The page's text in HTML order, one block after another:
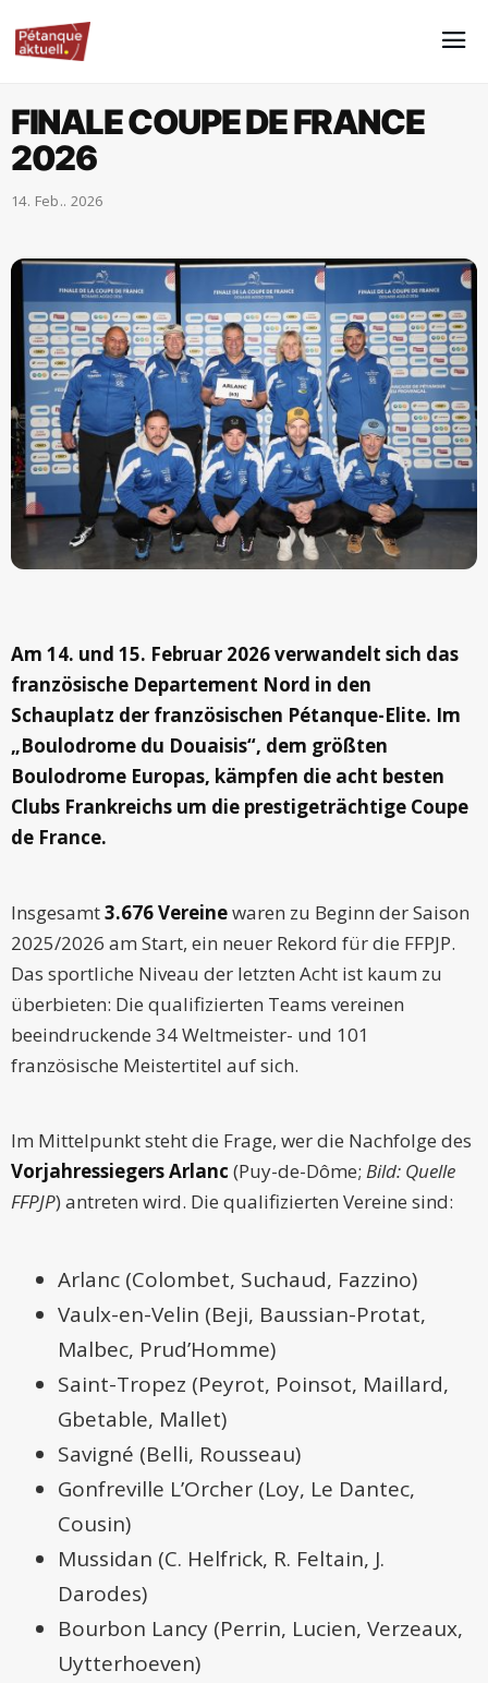
FINALE COUPE DE FRANCE
2026
14. Feb.. 2026
Am 14. und 15. Februar 2026 verwandelt sich das
französische Departement Nord in den
Schauplatz der französischen Pétanque-Elite. Im
„Boulodrome du Douaisis“, dem größten
Boulodrome Europas, kämpfen die acht besten
Clubs Frankreichs um die prestigeträchtige Coupe
de France.
Insgesamt3.676 Vereinewaren zu Beginn der Saison
2025/2026 am Start, ein neuer Rekord für die FFPJP.
Das sportliche Niveau der letzten Acht ist kaum zu
überbieten: Die qualifizierten Teams vereinen
beeindruckende 34 Weltmeister- und 101
französische Meistertitel auf sich.
Im Mittelpunkt steht die Frage, wer die Nachfolge des
Vorjahressiegers Arlanc (Puy-de-Dôme; Bild: Quelle
FFPJP) antreten wird. Die qualifizierten Vereine sind:
Arlanc (Colombet, Suchaud, Fazzino)
Vaulx-en-Velin (Beji, Baussian-Protat,
Malbec, Prud’Homme)
Saint-Tropez (Peyrot, Poinsot, Maillard,
Gbetable, Mallet)
Savigné (Belli, Rousseau)
Gonfreville L’Orcher (Loy, Le Dantec,
Cousin)
Mussidan (C. Helfrick, R. Feltain, J.
Darodes)
Bourbon Lancy (Perrin, Lucien, Verzeaux,
Uytterhoeven)